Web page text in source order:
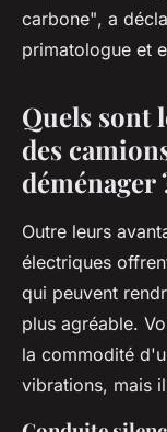
carbone", a
primatologue et
Quels sont
des
déménager
Outre leurs
électriques
qui peuvent
plus agréable.
la commodité
vibrations, mais